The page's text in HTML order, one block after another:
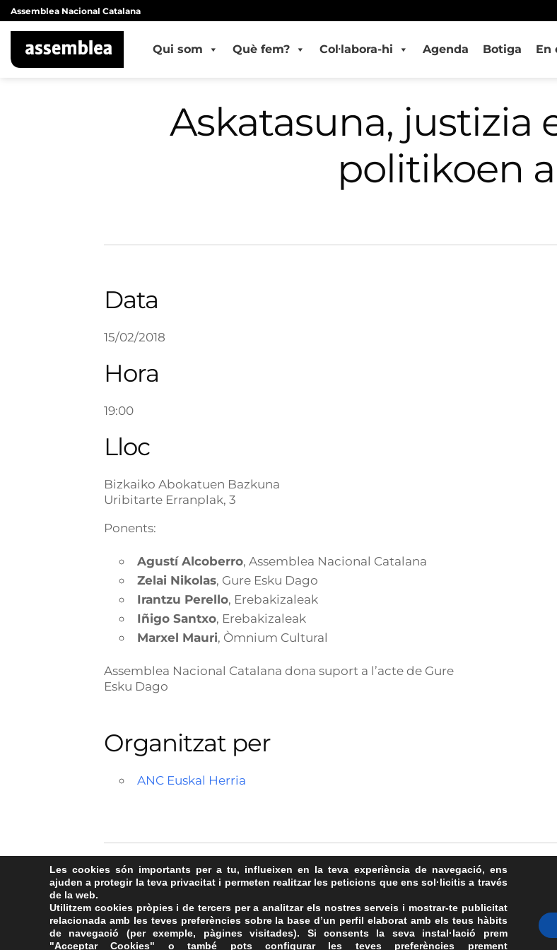
Skip
to
content
Assemblea Nacional Catalana
Qui som Què fem? Col·labora-hi Agenda Botiga En
Askatasuna, justizia
politikoen
Data
15/02/2018
Hora
19:00
Lloc
Bizkaiko Abokatuen Bazkuna
Uribitarte Erranplak, 3
Ponents:
Agustí Alcoberro, Assemblea Nacional Catalana
Zelai Nikolas, Gure Esku Dago
Irantzu Perello, Erebakizaleak
Iñigo Santxo, Erebakizaleak
Marxel Mauri, Òmnium Cultural
Assemblea Nacional Catalana dona suport a l’acte de Gure
Esku Dago
Organitzat per
ANC Euskal Herria
Avís Legal·Política de Privacitat·Política de
ASSEMBLEA NACIONAL CATALANA
Les cookies són importants per a tu, influeixen en la teva experiència de navegació, ens
ajuden a protegir la teva privacitat i permeten realitzar les peticions que ens sol·licitis a través
de la web.
Utilitzem cookies pròpies i de tercers per a analitzar els nostres serveis i mostrar-te publicitat
relacionada amb les teves preferències sobre la base d’un perfil elaborat amb els teus hàbits
de navegació (per exemple, pàgines visitades). Si consents la seva instal·lació prem
"Acceptar Cookies" o també pots configurar les teves preferències prement